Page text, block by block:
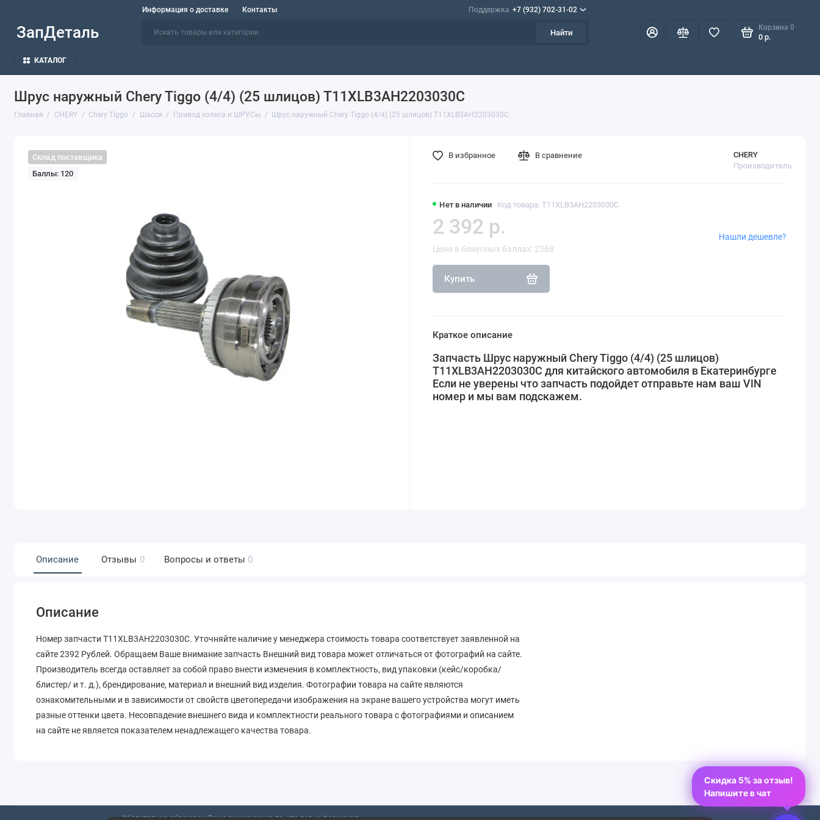
Информация о доставке Контакты Поддержка +7 (932) 702-31-02
ЗапДеталь Найти
Корзина 0
0 р.
КАТАЛОГ
Шрус наружный Chery Tiggo (4/4) (25 шлицов) T11XLB3AH2203030C
Главная CHERY Chery Tiggo Шасси Привод колеса и ШРУСы Шрус наружный Chery Tiggo (4/4) (25 шлицов) T11XLB3AH2203030C
Склад поставщика
Баллы: 120
Нет в наличии Код товара: T11XLB3AH2203030C
CHERY
Производитель
2 392 р.
Цена в бонусных баллах: 2368
Купить
Нашли дешевле?
В избранное В сравнение
Краткое описание
Запчасть Шрус наружный Chery Tiggo (4/4) (25 шлицов)
T11XLB3AH2203030C для китайского автомобиля в Екатеринбурге
Если не уверены что запчасть подойдет отправьте нам ваш VIN
номер и мы вам подскажем.
Описание Отзывы 0 Вопросы и ответы 0
Описание
Номер запчасти T11XLB3AH2203030C. Уточняйте наличие у менеджера стоимость товара соответствует заявленной на
сайте 2392 Рублей. Обращаем Ваше внимание запчасть Внешний вид товара может отличаться от фотографий на сайте.
Производитель всегда оставляет за собой право внести изменения в комплектность, вид упаковки (кейс/коробка/
блистер/ и т. д.), брендирование, материал и внешний вид изделия. Фотографии товара на сайте являются
ознакомительными и в зависимости от свойств цветопередачи изображения на экране вашего устройства могут иметь
разные оттенки цвета. Несовпадение внешнего вида и комплектности реального товара с фотографиями и описанием
на сайте не является показателем ненадлежащего качества товара.
Скидка 5% за отзыв!
Напишите в чат